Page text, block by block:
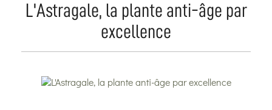
L'Astragale, la plante anti-âge par
excellence